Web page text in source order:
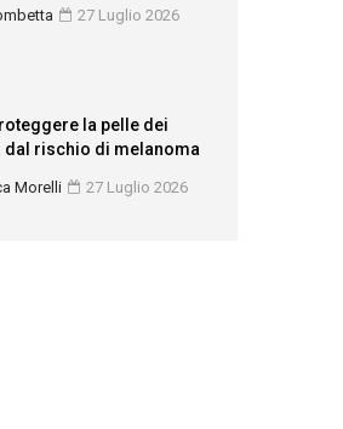
27 Luglio 2026
la pelle dei
dal rischio di melanoma
Morelli 27 Luglio 2026